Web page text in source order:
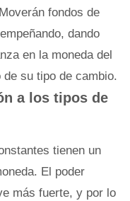
fondos de
dando
en la moneda del
su tipo de cambio.
a los tipos de
tienen un
El poder
más fuerte, y por lo